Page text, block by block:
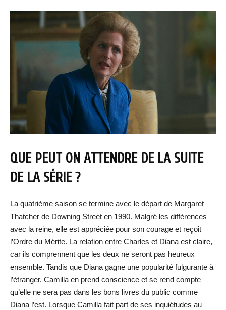
QUE PEUT ON ATTENDRE DE LA SUITE
DE LA SÉRIE ?
La quatrième saison se termine avec le départ de Margaret
Thatcher de Downing Street en 1990. Malgré les différences
avec la reine, elle est appréciée pour son courage et reçoit
l’Ordre du Mérite. La relation entre Charles et Diana est claire,
car ils comprennent que les deux ne seront pas heureux
ensemble. Tandis que Diana gagne une popularité fulgurante à
l’étranger. Camilla en prend conscience et se rend compte
qu’elle ne sera pas dans les bons livres du public comme
Diana l’est. Lorsque Camilla fait part de ses inquiétudes au